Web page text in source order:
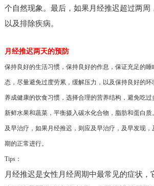
个自然现象。最后，如果月经推迟超过两周
以及排除疾病。
月经推迟两天的预防
保持良好的生活习惯，保持良好的作息，保证充足的
态，尽量避免过度劳累，缓解压力，以及保持良好的环
养成健康的饮食习惯，选择合理的营养结构，避免吃过
新鲜水果和蔬菜，平衡摄入碳水化合物，脂肪和蛋白质。
及早治疗，如果月经推迟，则应及早治疗，及早发现
期的正常进行。
Tips：
月经推迟是女性月经周期中最常见的症状，